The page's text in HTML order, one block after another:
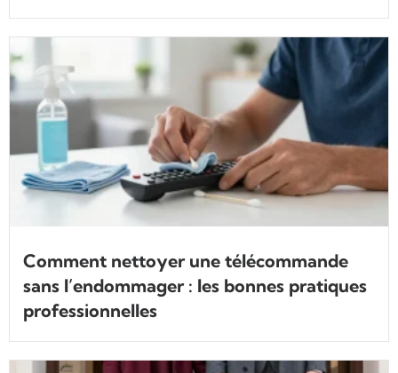
Comment nettoyer une télécommande
sans l’endommager : les bonnes pratiques
professionnelles